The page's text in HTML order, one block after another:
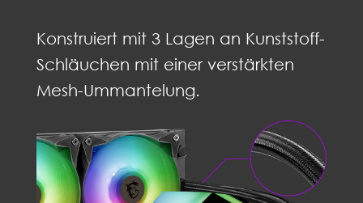
Konstruiert mit 3 Lagen an Kunststoff-
Schläuchen mit einer verstärkten
Mesh-Ummantelung.